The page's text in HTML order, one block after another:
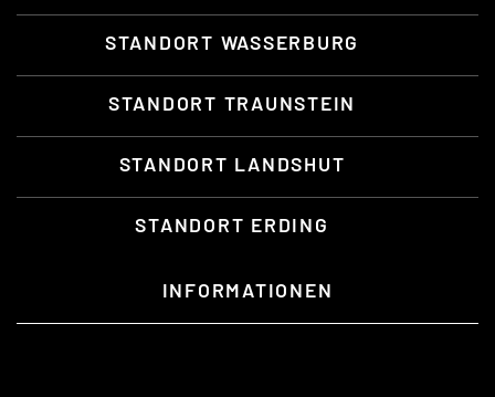
STANDORT WASSERBURG
STANDORT TRAUNSTEIN
STANDORT LANDSHUT
STANDORT ERDING
INFORMATIONEN